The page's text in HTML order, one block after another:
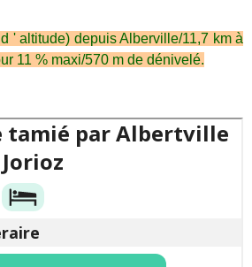
' altitude) depuis Alberville/11,7 km à
11 % maxi/570 m de dénivelé.